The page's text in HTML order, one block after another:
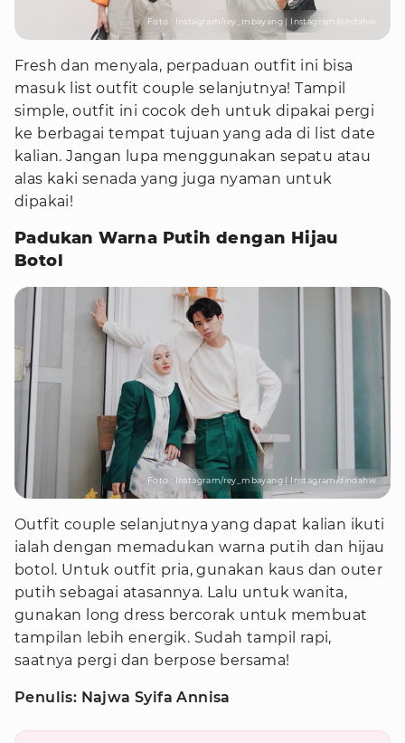
Foto : Instagram/rey_mbayang | Instagram/dindahw
Fresh dan menyala, perpaduan outfit ini bisa
masuk list outfit couple selanjutnya! Tampil
simple, outfit ini cocok deh untuk dipakai pergi
ke berbagai tempat tujuan yang ada di list date
kalian. Jangan lupa menggunakan sepatu atau
alas kaki senada yang juga nyaman untuk
dipakai!
Padukan Warna Putih dengan Hijau
Botol
Foto : Instagram/rey_mbayang | Instagram/dindahw
Outfit couple selanjutnya yang dapat kalian ikuti
ialah dengan memadukan warna putih dan hijau
botol. Untuk outfit pria, gunakan kaus dan outer
putih sebagai atasannya. Lalu untuk wanita,
gunakan long dress bercorak untuk membuat
tampilan lebih energik. Sudah tampil rapi,
saatnya pergi dan berpose bersama!
Penulis: Najwa Syifa Annisa